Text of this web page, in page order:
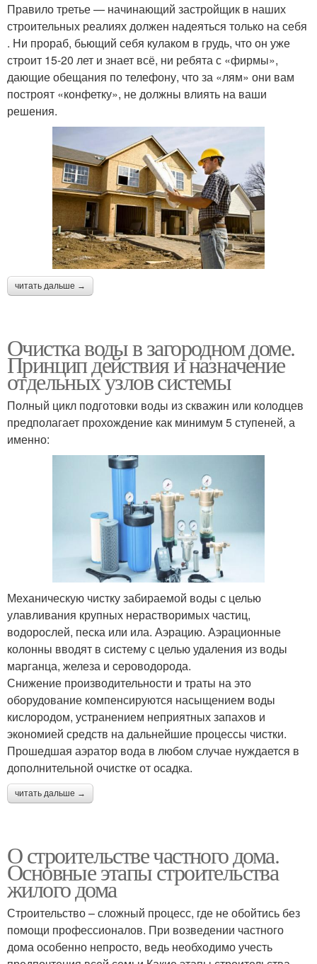
Правило третье — начинающий застройщик в наших
строительных реалиях должен надеяться только на себя
. Ни прораб, бьющий себя кулаком в грудь, что он уже
строит 15-20 лет и знает всё, ни ребята с «фирмы»,
дающие обещания по телефону, что за «лям» они вам
построят «конфетку», не должны влиять на ваши
решения.
читать дальше →
Очистка воды в загородном доме.
Принцип действия и назначение
отдельных узлов системы
Полный цикл подготовки воды из скважин или колодцев
предполагает прохождение как минимум 5 ступеней, а
именно:
Механическую чистку забираемой воды с целью
улавливания крупных нерастворимых частиц,
водорослей, песка или ила. Аэрацию. Аэрационные
колонны вводят в систему с целью удаления из воды
марганца, железа и сероводорода.
Снижение производительности и траты на это
оборудование компенсируются насыщением воды
кислородом, устранением неприятных запахов и
экономией средств на дальнейшие процессы чистки.
Прошедшая аэратор вода в любом случае нуждается в
дополнительной очистке от осадка.
читать дальше →
О строительстве частного дома.
Основные этапы строительства
жилого дома
Строительство – сложный процесс, где не обойтись без
помощи профессионалов. При возведении частного
дома особенно непросто, ведь необходимо учесть